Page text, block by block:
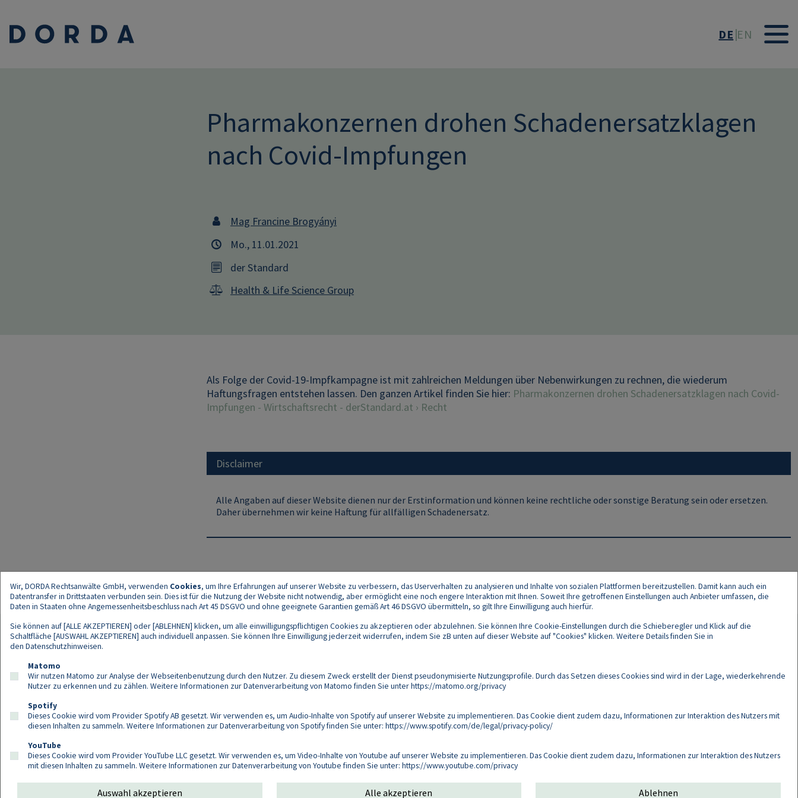
DE EN
Pharmakonzernen drohen Schadenersatzklagen
nach Covid-Impfungen
Mag Francine Brogyányi
Mo., 11.01.2021
der Standard
Health & Life Science Group
Als Folge der Covid-19-Impfkampagne ist mit zahlreichen Meldungen über Nebenwirkungen zu rechnen, die wiederum
Haftungsfragen entstehen lassen. Den ganzen Artikel finden Sie hier: Pharmakonzernen drohen Schadenersatzklagen nach Covid-
Impfungen - Wirtschaftsrecht - derStandard.at › Recht
Disclaimer
Alle Angaben auf dieser Website dienen nur der Erstinformation und können keine rechtliche oder sonstige Beratung sein oder ersetzen.
Daher übernehmen wir keine Haftung für allfälligen Schadenersatz.
Footer
Wir, DORDA Rechtsanwälte GmbH, verwenden Cookies, um Ihre Erfahrungen auf unserer Website zu verbessern, das Userverhalten zu analysieren und Inhalte von sozialen Plattformen bereitzustellen. Damit kann auch ein
Datentransfer in Drittstaaten verbunden sein. Dies ist für die Nutzung der Website nicht notwendig, aber ermöglicht eine noch engere Interaktion mit Ihnen. Soweit Ihre getroffenen Einstellungen auch Anbieter umfassen, die
Daten in Staaten ohne Angemessenheitsbeschluss nach Art 45 DSGVO und ohne geeignete Garantien gemäß Art 46 DSGVO übermitteln, so gilt Ihre Einwilligung auch hierfür.
Sie können auf [ALLE AKZEPTIEREN] oder [ABLEHNEN] klicken, um alle einwilligungspflichtigen Cookies zu akzeptieren oder abzulehnen. Sie können Ihre Cookie-Einstellungen durch die Schieberegler und Klick auf die
Schaltfläche [AUSWAHL AKZEPTIEREN] auch individuell anpassen. Sie können Ihre Einwilligung jederzeit widerrufen, indem Sie zB unten auf dieser Website auf "Cookies" klicken. Weitere Details finden Sie in
den Datenschutzhinweisen.
Matomo
Wir nutzen Matomo zur Analyse der Webseitenbenutzung durch den Nutzer. Zu diesem Zweck erstellt der Dienst pseudonymisierte Nutzungsprofile. Durch das Setzen dieses Cookies sind wird in der Lage, wiederkehrende
Nutzer zu erkennen und zu zählen. Weitere Informationen zur Datenverarbeitung von Matomo finden Sie unterhttps://matomo.org/privacy
Spotify
Dieses Cookie wird vom Provider Spotify AB gesetzt. Wir verwenden es, um Audio-Inhalte von Spotify auf unserer Website zu implementieren. Das Cookie dient zudem dazu, Informationen zur Interaktion des Nutzers mit
diesen Inhalten zu sammeln. Weitere Informationen zur Datenverarbeitung von Spotify finden Sie unter: https://www.spotify.com/de/legal/privacy-policy/
YouTube
Dieses Cookie wird vom Provider YouTube LLC gesetzt. Wir verwenden es, um Video-Inhalte von Youtube auf unserer Website zu implementieren. Das Cookie dient zudem dazu, Informationen zur Interaktion des Nutzers
mit diesen Inhalten zu sammeln. Weitere Informationen zur Datenverarbeitung von Youtube finden Sie unter: https://www.youtube.com/privacy
Auswahl akzeptieren Alle akzeptieren Ablehnen
Follow us on:
Copyright 2026